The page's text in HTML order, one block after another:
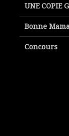
UNE COPIE
Bonne
Concours